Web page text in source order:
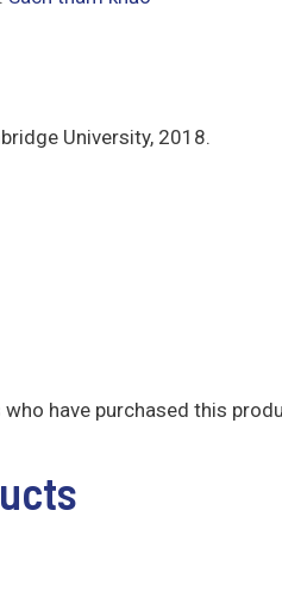
University, 2018.
have purchased this